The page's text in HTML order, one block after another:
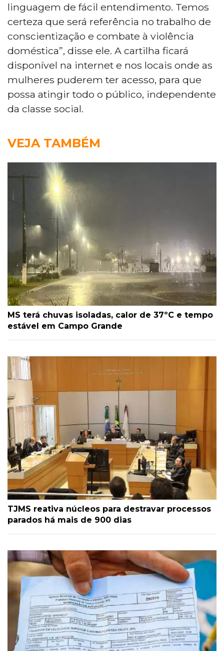
linguagem de fácil entendimento. Temos
certeza que será referência no trabalho de
conscientização e combate à violência
doméstica”, disse ele. A cartilha ficará
disponível na internet e nos locais onde as
mulheres puderem ter acesso, para que
possa atingir todo o público, independente
da classe social.
VEJA TAMBÉM
MS terá chuvas isoladas, calor de 37ºC e tempo
estável em Campo Grande
TJMS reativa núcleos para destravar processos
parados há mais de 900 dias